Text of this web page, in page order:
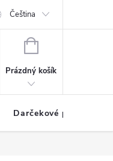
Čeština
NÁKUPNÍ
Prázdný košík
Darčekové poukážky